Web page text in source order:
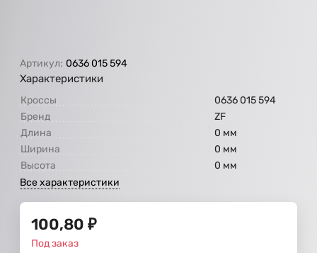
Артикул: 0636 015 594
Характеристики
Кроссы
0636 015 594
Бренд
ZF
Длина
0 мм
Ширина
0 мм
Высота
0 мм
Все характеристики
100,80 ₽
Под заказ